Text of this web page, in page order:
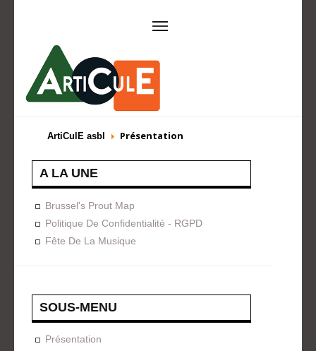
ARTICULE ASBL
Présentation
EVÈNEMENTS
Concerts
Expositions
Design For Everyone
Publications
FORMATION
Programmées
A La Demande
ArtiCulE asbl Présentation
A LA UNE
Brussel's Prout Map
Politique De Confidentialité - RGPD
Fête De La Musique
SOUS-MENU
Présentation